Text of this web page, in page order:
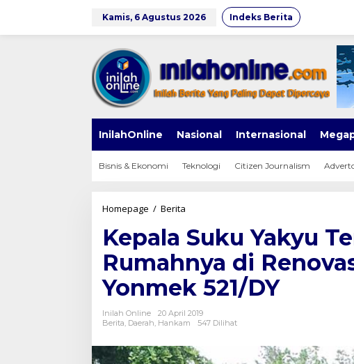
Kamis, 6 Agustus 2026 Indeks Berita
InilahOnline Nasional Internasional
Bisnis & Ekonomi Teknologi Citizen Journalism
Homepage / Berita
Yakyu
Terharu
ketika
Rumahnya
di
Renovasi
Satgas
Pamtas
521/DY
Kepala Suku Yakyu
Rumahnya di
Yonmek 521/DY
Inilah Online
20 April 2019
Berita, Daerah, Hankam 547 Dilihat